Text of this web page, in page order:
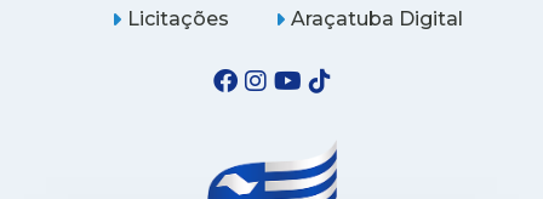
Licitações
Araçatuba Digital